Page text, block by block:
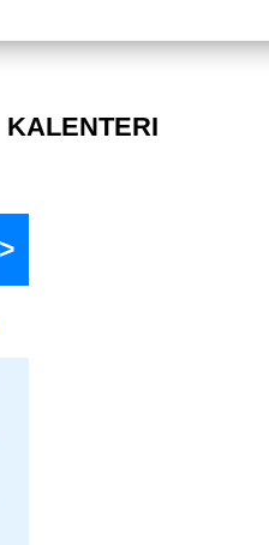
KALENTERI